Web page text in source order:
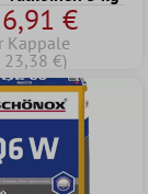
€
Kappale
23,38 €)